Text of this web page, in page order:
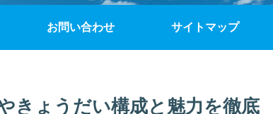
お問い合わせ サイトマップ
きょうだい構成と魅力を徹底